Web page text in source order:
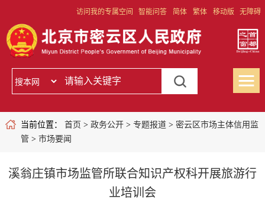
访问我的专属空间 智能问答 简体 繁体 移动版 无障碍
当前位置： 首页 > 政务公开> 专题报道> 密云区市场主体信用监
管 > 市场要闻
溪翁庄镇市场监管所联合知识产权科开展旅游行
业培训会